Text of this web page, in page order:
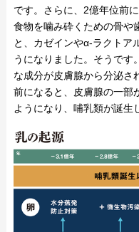
です。さらに、2億年位前
食物を噛み砕くための骨や
と、カゼインやα-ラクトア
うになりました。そうです
な成分が皮膚腺から分泌さ
前になると、皮膚腺の一部
ようになり、哺乳類が誕生